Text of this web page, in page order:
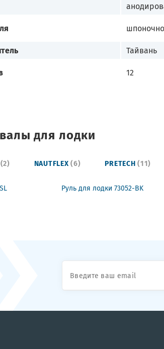
Тайвань
12
для лодки
(2) NAUTFLEX(6) PRETECH(11)
Руль для лодки 73052-BK